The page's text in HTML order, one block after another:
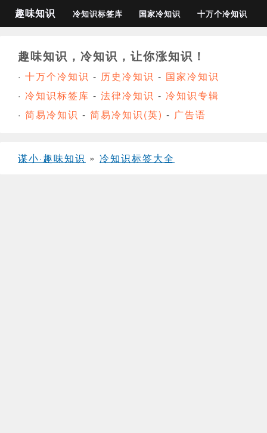
趣味知识 冷知识标签库 国家冷知识 十万个冷知识
趣味知识，冷知识，让你涨知识！
· 十万个冷知识 - 历史冷知识 - 国家冷知识
· 冷知识标签库 - 法律冷知识 - 冷知识专辑
· 简易冷知识 - 简易冷知识(英) - 广告语
谋小·趣味知识 » 冷知识标签大全